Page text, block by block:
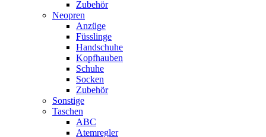
Zubehör
Neopren
Anzüge
Füsslinge
Handschuhe
Kopfhauben
Schuhe
Socken
Zubehör
Sonstige
Taschen
ABC
Atemregler